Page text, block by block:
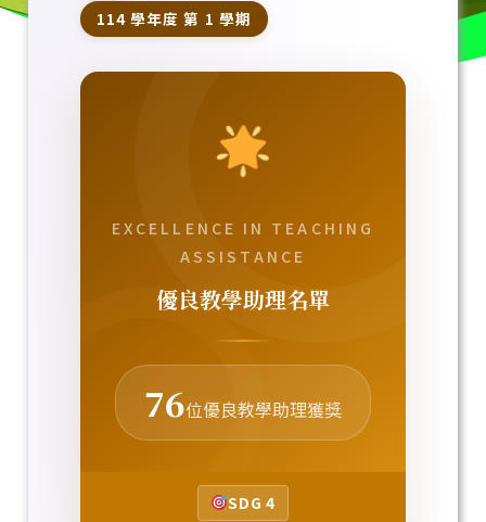
114 學年度 第 1 學期
EXCELLENCE IN TEACHING
ASSISTANCE
優良教學助理名單
76位優良教學助理獲獎
SDG 4